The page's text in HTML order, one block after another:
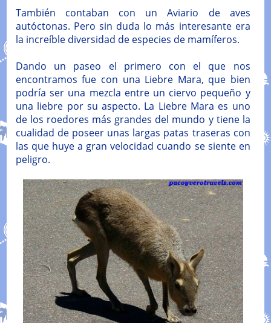
También contaban con un Aviario de aves
autóctonas. Pero sin duda lo más interesante era
la increíble diversidad de especies de mamíferos.
Dando un paseo el primero con el que nos
encontramos fue con una Liebre Mara, que bien
podría ser una mezcla entre un ciervo pequeño y
una liebre por su aspecto. La Liebre Mara es uno
de los roedores más grandes del mundo y tiene la
cualidad de poseer unas largas patas traseras con
las que huye a gran velocidad cuando se siente en
peligro.